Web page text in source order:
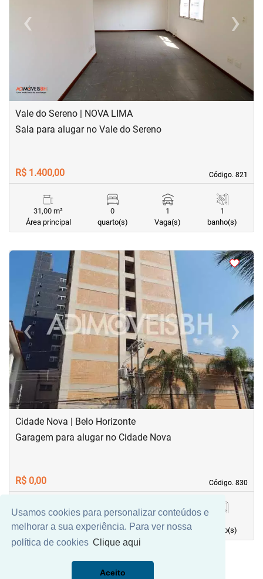
Usamos cookies para personalizar conteúdos e
melhorar a sua experiência. Para ver nossa
política de cookies Clique aqui
AceitoMais Filtros
‹Previous ›Next
Vale do Sereno | NOVA LIMA
Código. 821
Código. 821
Sala para alugar no Vale do Sereno
R$ 1.400,00
31,00 m²
Área principal
0
quarto(s)
1
Vaga(s)
1
banho(s)
< <
‹Previous ›Next
Cidade Nova | Belo Horizonte
Código. 830
Código. 830
Garagem para alugar no Cidade Nova
R$ 0,00
Área principal
quarto(s)
Vaga(s)
banho(s)